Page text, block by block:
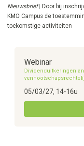
Nieuwsbrief | Door bij
KMO Campus de
toekomstige activiteiten
Webinar
Dividenduitkeringen
05/03/27, 14-16u